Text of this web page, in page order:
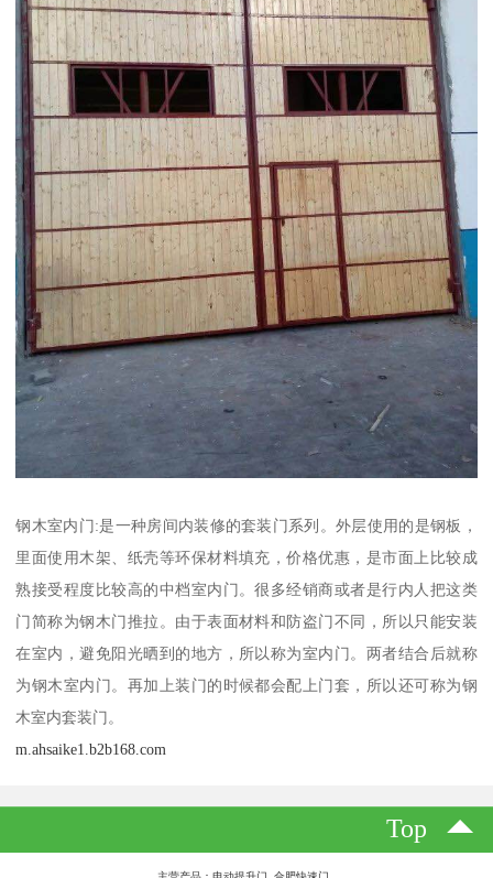
钢木室内门:是一种房间内装修的套装门系列。外层使用的是钢板，
里面使用木架、纸壳等环保材料填充，价格优惠，是市面上比较成
熟接受程度比较高的中档室内门。很多经销商或者是行内人把这类
门简称为钢木门推拉。由于表面材料和防盗门不同，所以只能安装
在室内，避免阳光晒到的地方，所以称为室内门。两者结合后就称
为钢木室内门。再加上装门的时候都会配上门套，所以还可称为钢
木室内套装门。
m.ahsaike1.b2b168.com
Top